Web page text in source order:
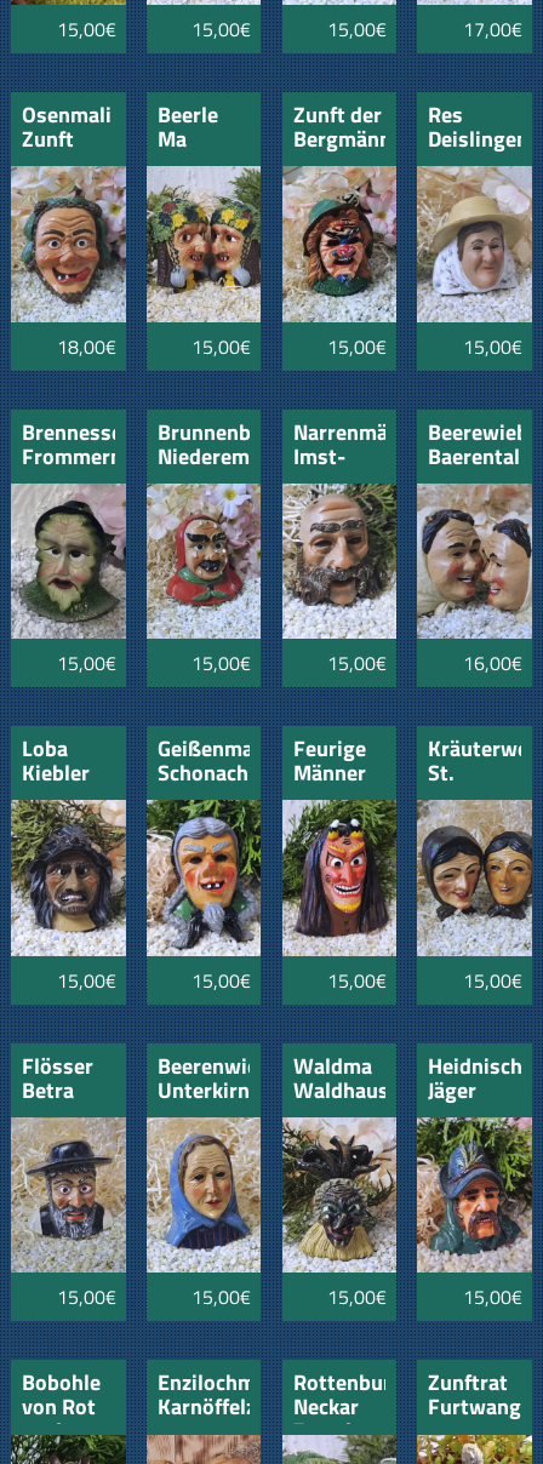
15,00€ 15,00€ 15,00€ 17,00€
Osenmali
Zunft
Tanheim
18,00€
Beerle
Ma
Lauterbach
15,00€
Zunft der
Bergmänner
Eisenbach
15,00€
Res
Deislingen
15,00€
Brennesselmann
Frommern
15,00€
Brunnenbutzer
Niederemmendingen
15,00€
Narrenmäskle
Imst-
Tirol
15,00€
Beerewiebli
Baerental
16,00€
Loba
Kiebler
Remmingsheim
15,00€
Geißenmagd
Schonach
15,00€
Feurige
Männer
Hottscheck
Grötzingen
15,00€
St.
Georgen
15,00€
Flösser
Betra
15,00€
Beerenwiebli
Unterkirnach
15,00€
Waldma
Waldhausen
15,00€
Heidnischer
Jäger
Schonach
15,00€
Bobohle
von Rot
an der
Roth
Enzilochmann
Karnöffelzunft
Rottenburger
Neckar
Zottel
Zunftrat